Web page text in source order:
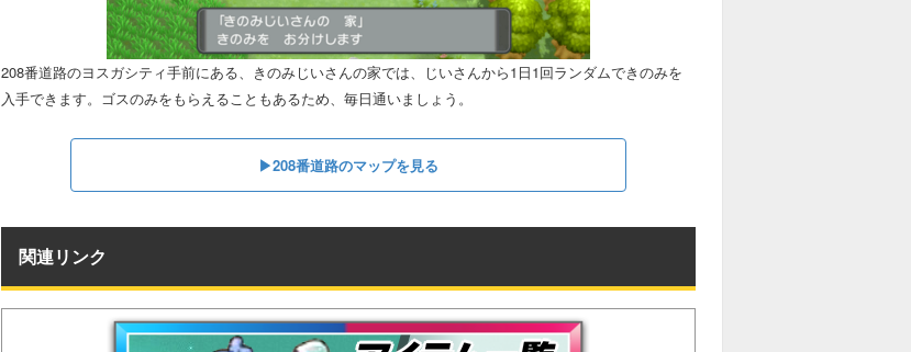
208番道路のヨスガシティ手前にある、きのみじいさんの家では、じいさんから1日1回ランダムできのみを
入手できます。ゴスのみをもらえることもあるため、毎日通いましょう。
▶︎208番道路のマップを見る
関連リンク